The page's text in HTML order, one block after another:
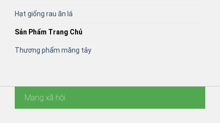
Hạt giống rau ăn lá
Sản Phẩm Trang Chủ
Thương phẩm măng tây
Mạng xã hội